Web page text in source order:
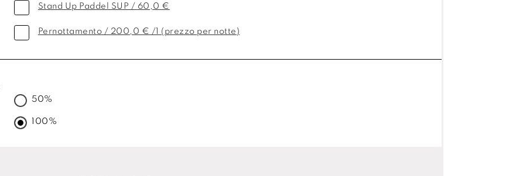
Stand Up Paddel SUP / 60,0 €
Pernottamento / 200,0 € /1 (prezzo per notte)
50%
100%